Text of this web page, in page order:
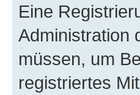
Eine
Administration
müssen, um
registriertes